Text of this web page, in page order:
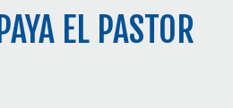
EL PASTOR